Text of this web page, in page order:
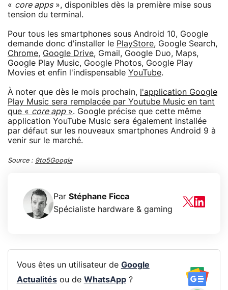
« core apps», disponibles dès la première mise sous
tension du terminal.
Pour tous les smartphones sous Android 10, Google
demande donc d'installer le PlayStore, Google Search,
Chrome, Google Drive, Gmail, Google Duo, Maps,
Google Play Music, Google Photos, Google Play
Movies et enfin l'indispensable YouTube.
À noter que dès le mois prochain,
l'application Google
Play Music sera remplacée par Youtube Music en tant
que « core app». Google précise que cette même
application YouTube Music sera également installée
par défaut sur les nouveaux smartphones Android 9 à
venir sur le marché.
Source : 9to5Google
Par Stéphane Ficca
Spécialiste hardware & gaming
Vous êtes un utilisateur de Google
Actualitésou de WhatsApp?